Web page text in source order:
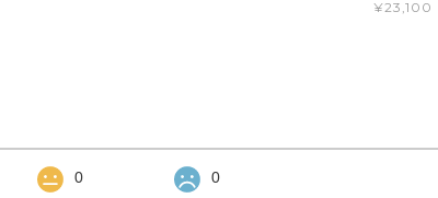
¥23,100
0 0